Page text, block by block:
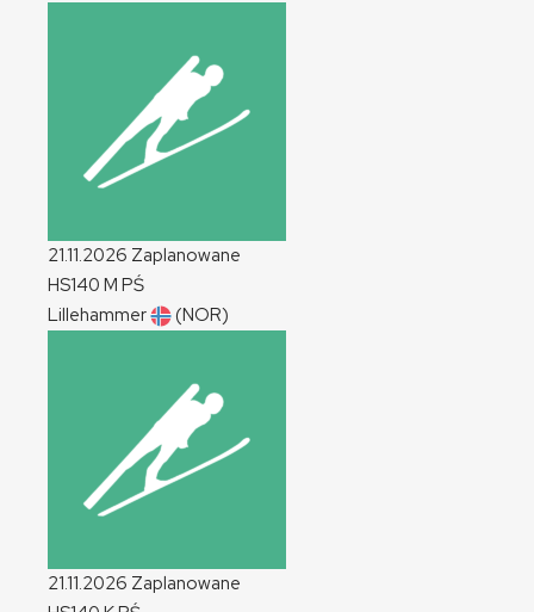
21.11.2026 Zaplanowane
HS140 M PŚ
Lillehammer
(NOR)
21.11.2026 Zaplanowane